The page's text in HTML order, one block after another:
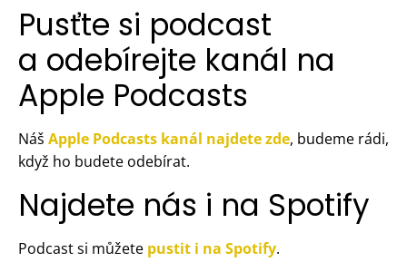
Pusťte si podcast
a odebírejte kanál na
Apple Podcasts
Náš Apple Podcasts kanál najdete zde, budeme rádi,
když ho budete odebírat.
Najdete nás i na Spotify
Podcast si můžete pustit i na Spotify.